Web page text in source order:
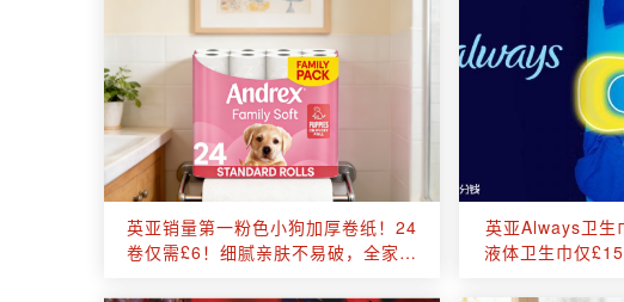
英亚销量第一粉色小狗加厚卷纸！24
卷仅需£6！细腻亲肤不易破，全家适
英亚Always卫生
液体卫生巾仅